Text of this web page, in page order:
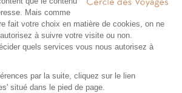
sur la faune et la flore
de culture apprécieront les
lankaise proposés par le lodge,
qui permet de découvrir
locales. Une visite des